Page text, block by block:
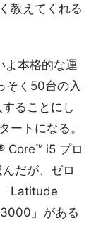
教えてくれる
よ本格的な運
そく50台の入
ることにし
ートになる。
Core™ i5 プロ
だが、ゼロ
Latitude
」がある